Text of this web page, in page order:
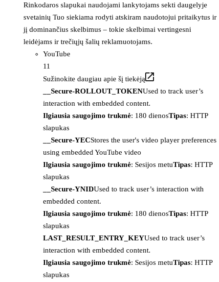
Rinkodaros slapukai naudojami lankytojams sekti daugelyje
svetainių Tuo siekiama rodyti atskiram naudotojui pritaikytus ir
jį dominančius skelbimus – tokie skelbimai vertingesni
leidėjams ir trečiųjų šalių reklamuotojams.
YouTube
11
Sužinokite daugiau apie šį tiekėją
__Secure-ROLLOUT_TOKENUsed to track user’s
interaction with embedded content.
Ilgiausia saugojimo trukmė: 180 dienosTipas: HTTP
slapukas
__Secure-YECStores the user's video player preferences
using embedded YouTube video
Ilgiausia saugojimo trukmė: Sesijos metuTipas: HTTP
slapukas
__Secure-YNIDUsed to track user’s interaction with
embedded content.
Ilgiausia saugojimo trukmė: 180 dienosTipas: HTTP
slapukas
LAST_RESULT_ENTRY_KEYUsed to track user’s
interaction with embedded content.
Ilgiausia saugojimo trukmė: Sesijos metuTipas: HTTP
slapukas